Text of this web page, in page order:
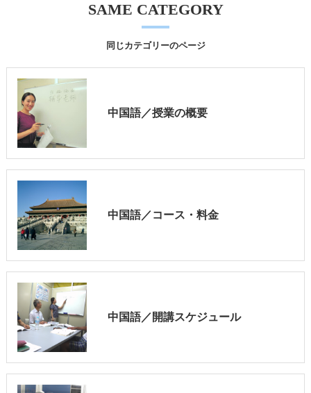
同じカテゴリーのページ
SAME CATEGORY
中国語／授業の概要
中国語／コース・料金
中国語／開講スケジュール